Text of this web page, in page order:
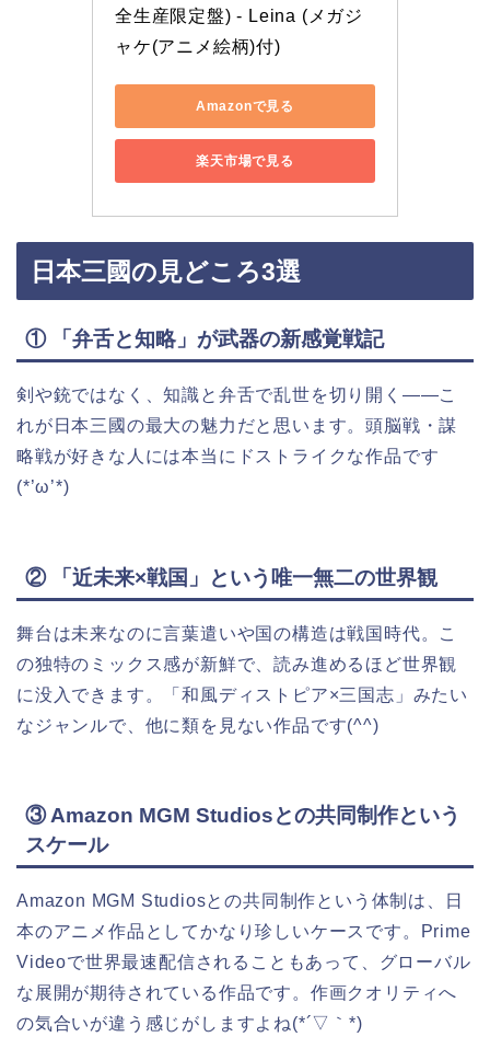
全生産限定盤) - Leina (メガジ
ャケ(アニメ絵柄)付)
Amazonで見る
楽天市場で見る
日本三國の見どころ3選
① 「弁舌と知略」が武器の新感覚戦記
剣や銃ではなく、知識と弁舌で乱世を切り開く——こ
れが日本三國の最大の魅力だと思います。頭脳戦・謀
略戦が好きな人には本当にドストライクな作品です
(*’ω’*)
② 「近未来×戦国」という唯一無二の世界観
舞台は未来なのに言葉遣いや国の構造は戦国時代。こ
の独特のミックス感が新鮮で、読み進めるほど世界観
に没入できます。「和風ディストピア×三国志」みたい
なジャンルで、他に類を見ない作品です(^^)
③ Amazon MGM Studiosとの共同制作という
スケール
Amazon MGM Studiosとの共同制作という体制は、日
本のアニメ作品としてかなり珍しいケースです。Prime
Videoで世界最速配信されることもあって、グローバル
な展開が期待されている作品です。作画クオリティへ
の気合いが違う感じがしますよね(*´▽｀*)